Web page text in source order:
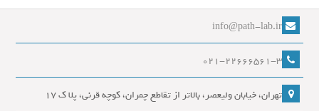
info@path-lab.ir
021-22666561-3
تهران، خیابان ولیعصر، بالاتر از تقاطع چمران، کوچه قرنی، پلا ک 17